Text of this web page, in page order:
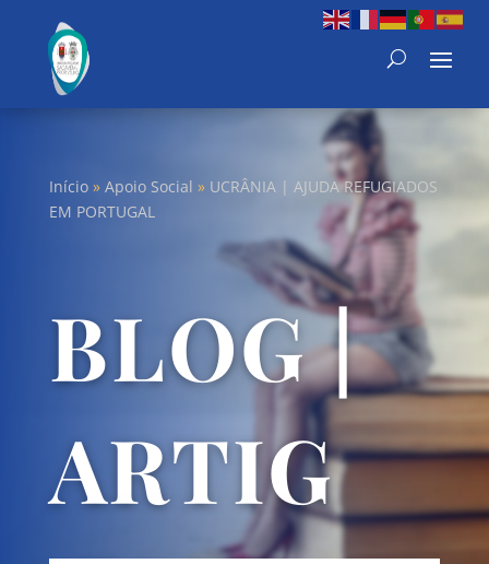
Início» Apoio Social » UCRÂNIA | AJUDA REFUGIADOS
EM PORTUGAL
BLOG |
ARTIG